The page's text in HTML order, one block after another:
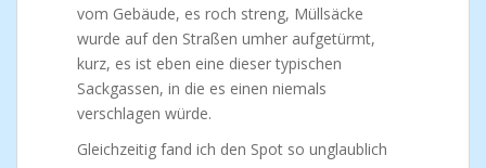
vom Gebäude, es roch streng, Müllsäcke
wurde auf den Straßen umher aufgetürmt,
kurz, es ist eben eine dieser typischen
Sackgassen, in die es einen niemals
verschlagen würde.
Gleichzeitig fand ich den Spot so unglaublich